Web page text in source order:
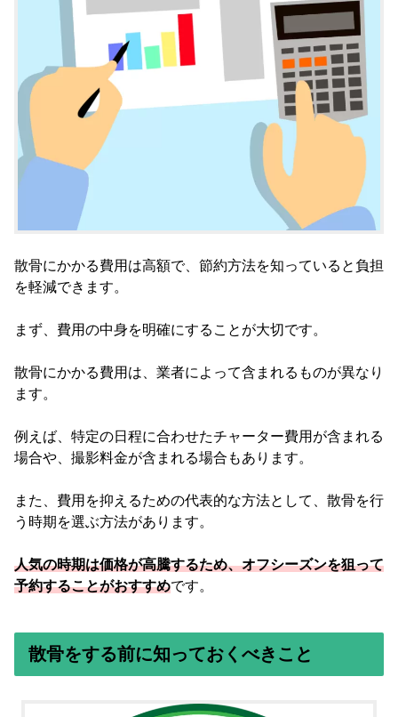
散骨にかかる費用は高額で、節約方法を知っていると負担
を軽減できます。
まず、費用の中身を明確にすることが大切です。
散骨にかかる費用は、業者によって含まれるものが異なり
ます。
例えば、特定の日程に合わせたチャーター費用が含まれる
場合や、撮影料金が含まれる場合もあります。
また、費用を抑えるための代表的な方法として、散骨を行
う時期を選ぶ方法があります。
人気の時期は価格が高騰するため、オフシーズンを狙って
予約することがおすすめです。
散骨をする前に知っておくべきこと